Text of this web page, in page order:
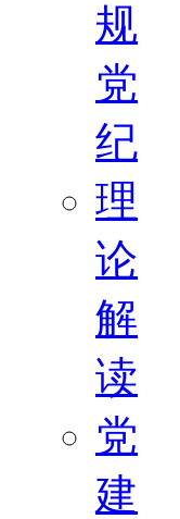
规
党
纪
理
论
解
读
党
建